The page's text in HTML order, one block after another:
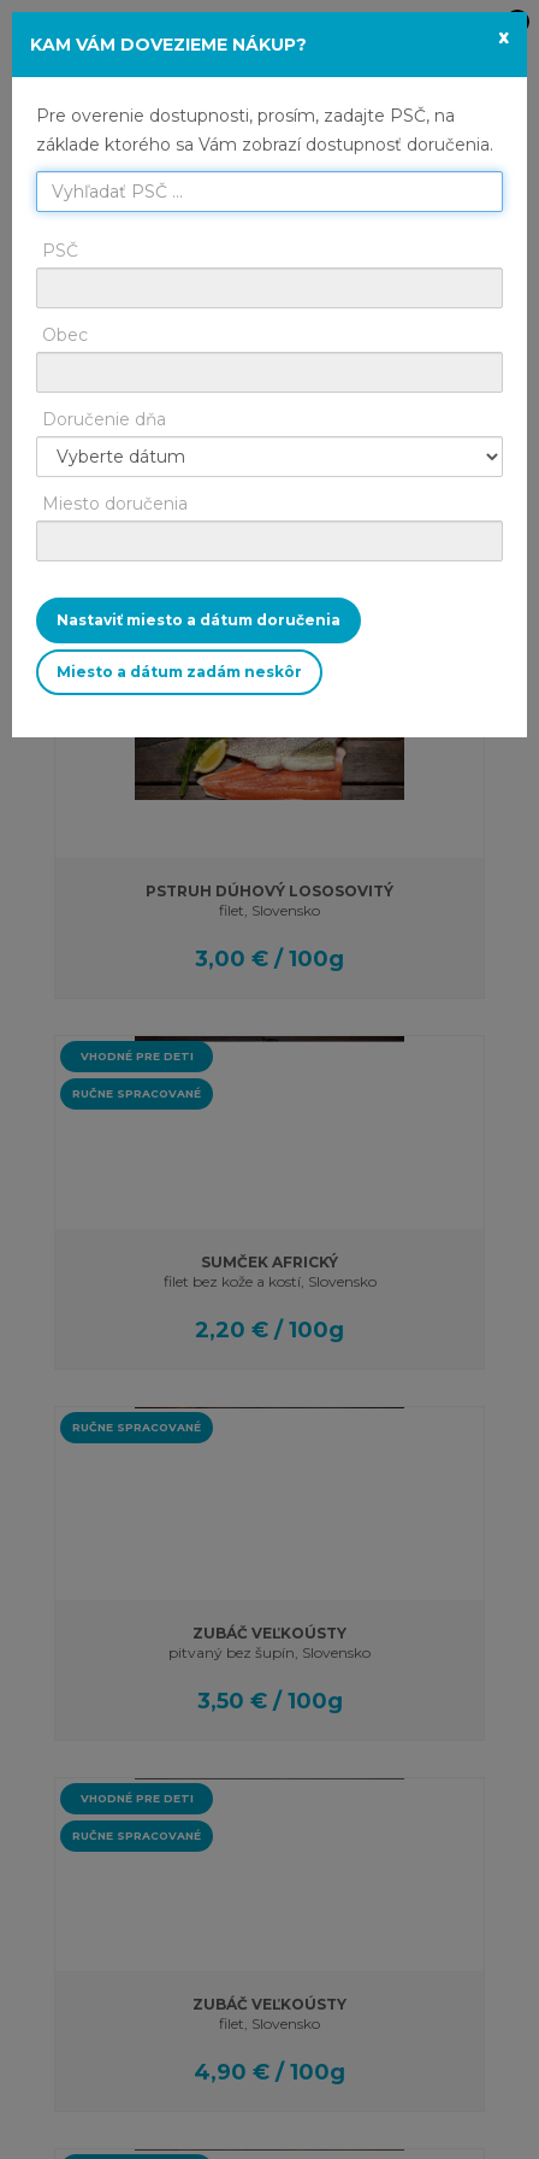
Toggle
HOME Trh Sladkovodné ryby
PSTRUH DÚHOVÝ
PSTRUH DÚHOVÝ LOSOSOVITÝ
filet, Slovensko
3,00 € / 100g
VHODNÉ PRE DETI
RUČNE SPRACOVANÉ
SUMČEK AFRICKÝ
filet bez kože a kostí, Slovensko
2,20 € / 100g
RUČNE SPRACOVANÉ
ZUBÁČ VEĽKOÚSTY
pitvaný bez šupín, Slovensko
3,50 € / 100g
VHODNÉ PRE DETI
RUČNE SPRACOVANÉ
ZUBÁČ VEĽKOÚSTY
filet, Slovensko
4,90 € / 100g
KAM VÁM DOVEZIEME NÁKUP? x
Pre overenie dostupnosti, prosím, zadajte PSČ, na
základe ktorého sa Vám zobrazí dostupnosť doručenia.
PSČ
Obec
Doručenie dňa
Miesto doručenia
Nastaviť miesto a dátum doručenia
Miesto a dátum zadám neskôr
Prečítajte si informácie o tom, ako cookies
používame a ako ich používanie môžete odmietnuť
nastavením svojho internetového prehliadača.
SÚHLASÍM
GDPR